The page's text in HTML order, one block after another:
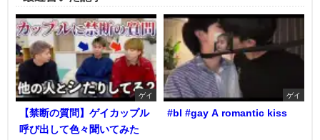
ゲイ
【禁断の質問】ゲイカップル
呼び出して色々聞いてみた
ゲイ
#bl #gay A romantic kiss